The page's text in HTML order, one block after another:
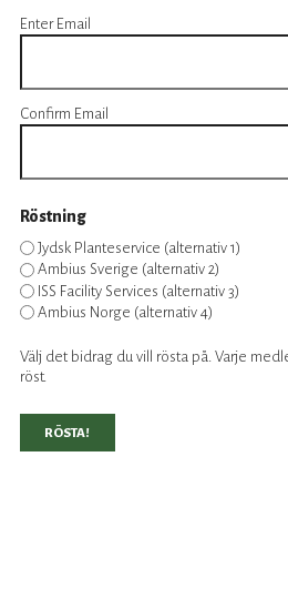
Enter Email
Confirm Email
Röstning
Jydsk Planteservice (alternativ 1)
Ambius Sverige (alternativ 2)
ISS Facility Services (alternativ 3)
Ambius Norge (alternativ 4)
Välj det bidrag du vill rösta på. Varje
röst.
RÖSTA!